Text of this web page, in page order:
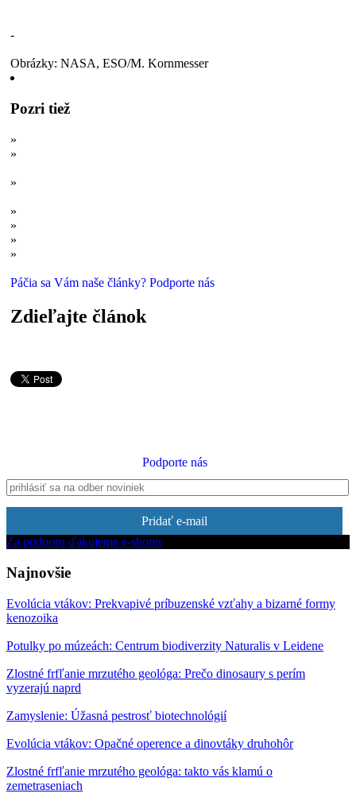
-
Obrázky: NASA, ESO/M. Kornmesser
Pozri tiež
»
»
»
»
»
»
»
Páčia sa Vám naše články? Podporte nás
Zdieľajte článok
Podporte nás
Pridať e-mail
Za podporu ďakujeme e-shopu
Najnovšie
Evolúcia vtákov: Prekvapivé príbuzenské vzťahy a bizarné formy
kenozoika
Potulky po múzeách: Centrum biodiverzity Naturalis v Leidene
Zlostné frfľanie mrzutého geológa: Prečo dinosaury s perím
vyzerajú naprd
Zamyslenie: Úžasná pestrosť biotechnológií
Evolúcia vtákov: Opačné operence a dinovtáky druhohôr
Zlostné frfľanie mrzutého geológa: takto vás klamú o
zemetraseniach